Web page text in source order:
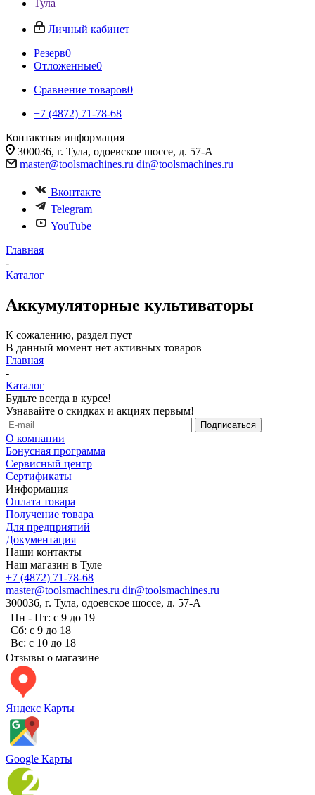
Тула
Личный кабинет
Резерв0
Отложенные0
Сравнение товаров0
+7 (4872) 71-78-68
Контактная информация
300036, г. Тула, одоевское шоссе, д. 57-А
master@toolsmachines.ru dir@toolsmachines.ru
Вконтакте
Telegram
YouTube
Главная
-
Каталог
Аккумуляторные культиваторы
К сожалению, раздел пуст
В данный момент нет активных товаров
Главная
-
Каталог
Будьте всегда в курсе!
Узнавайте о скидках и акциях первым!
О компании
Бонусная программа
Сервисный центр
Сертификаты
Информация
Оплата товара
Получение товара
Для предприятий
Документация
Наши контакты
Наш магазин в Туле
+7 (4872) 71-78-68
master@toolsmachines.ru dir@toolsmachines.ru
300036, г. Тула, одоевское шоссе, д. 57-А
Пн - Пт: с 9 до 19
Сб: с 9 до 18
Вс: с 10 до 18
Отзывы о магазине
Яндекс Карты
Google Карты